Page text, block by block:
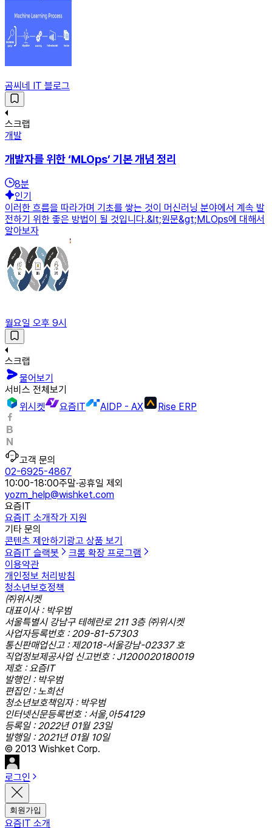
곰씨네 IT 블로그
스크랩
개발
개발자를 위한 ‘MLOps’ 기본 개념 정리
8분
인기
이러한 흐름을 따라가며 기초를 쌓는 것이 머신러닝 분야에서 계속 발
전하기 위한 좋은 방법이 될 것입니다.&lt;원문&gt;MLOps에 대해서
알아보자
월요일 오후 9시
스크랩
물어보기
서비스 전체보기
위시켓
요즘IT AIDP - AX Rise ERP
고객 문의
02-6925-4867
10:00-18:00주말·공휴일 제외
yozm_help@wishket.com
요즘IT
요즘IT 소개작가 지원
기타 문의
콘텐츠 제안하기 광고 상품 보기
요즘IT 슬랙봇
크롬 확장 프로그램
이용약관
개인정보 처리방침
청소년보호정책
㈜위시켓
대표이사 : 박우범
서울특별시 강남구 테헤란로 211 3층 ㈜위시켓
사업자등록번호 : 209-81-57303
통신판매업신고 : 제2018-서울강남-02337 호
직업정보제공사업 신고번호 : J1200020180019
제호 : 요즘IT
발행인 : 박우범
편집인 : 노희선
청소년보호책임자 : 박우범
인터넷신문등록번호 : 서울,아54129
등록일 : 2022년 01월 23일
발행일 : 2021년 01월 10일
© 2013 Wishket Corp.
로그인
회원가입
요즘IT 소개